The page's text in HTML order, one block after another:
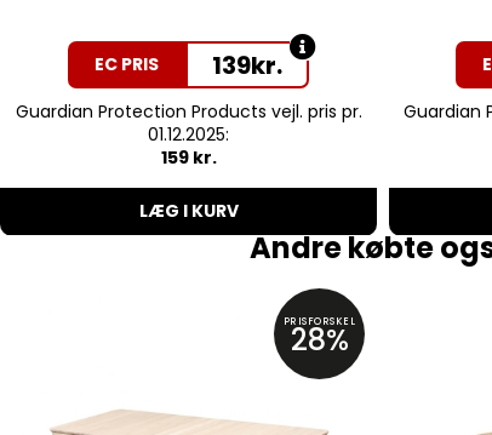
EC PRIS 139kr.
Guardian Protection Products vejl. pris pr.
01.12.2025:
159 kr.
LÆG I KURV
Guardian
Andre købte
PRISFORSKEL
28%